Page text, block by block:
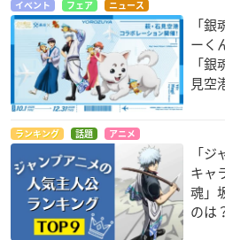
イベント フェア ニュース
「
ーく
「
見空
ランキング 話題 アニメ
「
キャ
魂」
のは